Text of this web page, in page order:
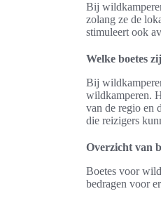
Bij
zolang ze de
stimuleert ook
Welke boetes
Bij
wildkamperen.
van de regio en
die reizigers
Overzicht van
Boetes voor
bedragen voor